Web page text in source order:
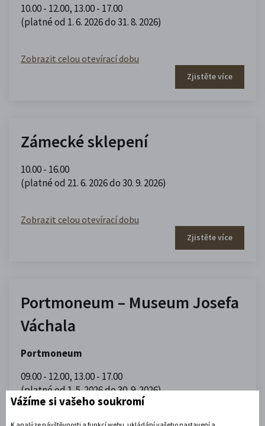
10.00 - 12.00, 13.00 - 17.00
(platné od 1. 6. 2026 do 31. 8. 2026)
Zobrazit celou otevírací dobu
Zjistěte více
Zámecké sklepení
10.00 - 16.00
(platné od 21. 6. 2026 do 30. 9. 2026)
Zobrazit celou otevírací dobu
Zjistěte více
Portmoneum – Museum Josefa
Váchala
Portmoneum
09.00 - 12.00, 13.00 - 17.00
(platné od 1. 5. 2026 do 30. 9. 2026)
Vážíme si vašeho soukromí
K analýze návštěvnosti a funkcí webu, ukládání vašeho nastavení a